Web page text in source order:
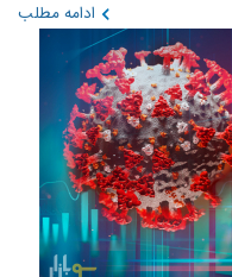
ادامه مطلب